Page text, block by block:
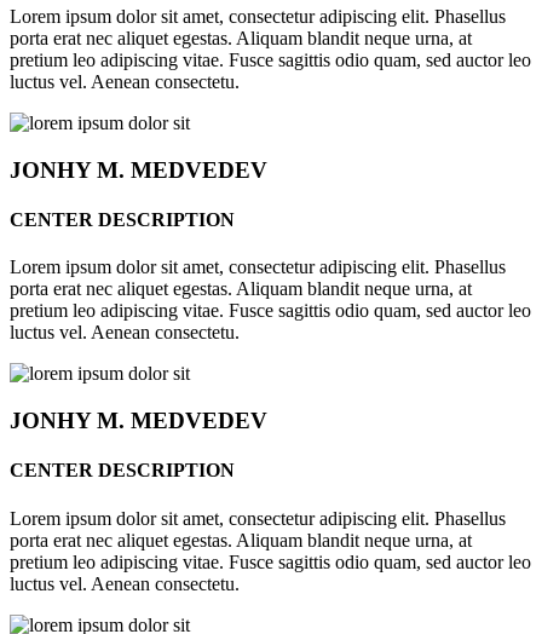
Lorem ipsum dolor sit amet, consectetur adipiscing elit. Phasellus
porta erat nec aliquet egestas. Aliquam blandit neque urna, at
pretium leo adipiscing vitae. Fusce sagittis odio quam, sed auctor leo
luctus vel. Aenean consectetu.
JONHYM. MEDVEDEV
CENTER DESCRIPTION
Lorem ipsum dolor sit amet, consectetur adipiscing elit. Phasellus
porta erat nec aliquet egestas. Aliquam blandit neque urna, at
pretium leo adipiscing vitae. Fusce sagittis odio quam, sed auctor leo
luctus vel. Aenean consectetu.
JONHYM. MEDVEDEV
CENTER DESCRIPTION
Lorem ipsum dolor sit amet, consectetur adipiscing elit. Phasellus
porta erat nec aliquet egestas. Aliquam blandit neque urna, at
pretium leo adipiscing vitae. Fusce sagittis odio quam, sed auctor leo
luctus vel. Aenean consectetu.